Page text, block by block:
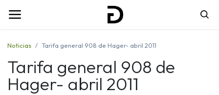
Noticias Tarifa general 908 de Hager- abril 2011
Tarifa general 908 de
Hager- abril 2011